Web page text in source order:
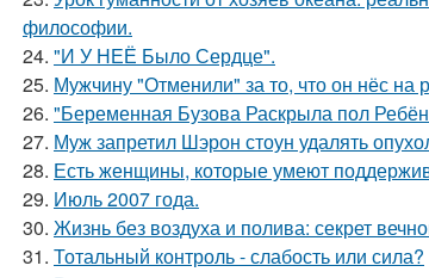
философии.
24. "И У НЕЁ Было Сердце".
25. Мужчину "Отменили" за то, что он нёс на
26. "Беременная Бузова Раскрыла пол
27. Муж запретил Шэрон стоун удалять
28. Есть женщины, которые умеют
29. Июль 2007 года.
30. Жизнь без воздуха и полива: секрет
31. Тотальный контроль - слабость или сила?